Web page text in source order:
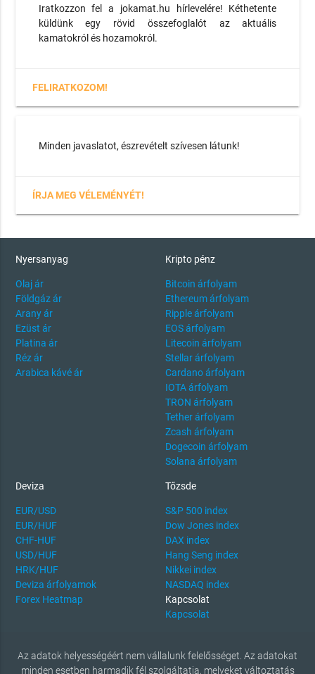
Iratkozzon fel a jokamat.hu hírlevelére! Kéthetente
küldünk egy rövid összefoglalót az aktuális
kamatokról és hozamokról.
FELIRATKOZOM!
Minden javaslatot, észrevételt szívesen látunk!
ÍRJA MEG VÉLEMÉNYÉT!
Nyersanyag
Olaj ár
Földgáz ár
Arany ár
Ezüst ár
Platina ár
Réz ár
Arabica kávé ár
Kripto pénz
Bitcoin árfolyam
Ethereum árfolyam
Ripple árfolyam
EOS árfolyam
Litecoin árfolyam
Stellar árfolyam
Cardano árfolyam
IOTA árfolyam
TRON árfolyam
Tether árfolyam
Zcash árfolyam
Dogecoin árfolyam
Solana árfolyam
Deviza
EUR/USD
EUR/HUF
CHF-HUF
USD/HUF
HRK/HUF
Deviza árfolyamok
Forex Heatmap
Tőzsde
S&P 500 index
Dow Jones index
DAX index
Hang Seng index
Nikkei index
NASDAQ index
Kapcsolat
Kapcsolat
Az adatok helyességéért nem vállalunk felelősséget. Az adatokat
minden esetben harmadik fél szolgáltatja, melyeket változtatás